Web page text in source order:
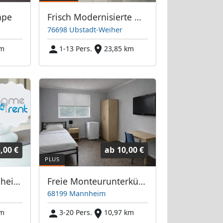
Frisch Modernisierte Monteurzimmer Zeutern
76698 Ubstadt-Weiher
1-13 Pers.
23,85 km
€
Homerent in Mannheim und Umgebung
ab 10,00 €
Freie Monteurunterkünfte in Mannheim – JETZT anrufen! Wir sprechen auch Polnisch
68199 Mannheim
3-20 Pers.
10,97 km